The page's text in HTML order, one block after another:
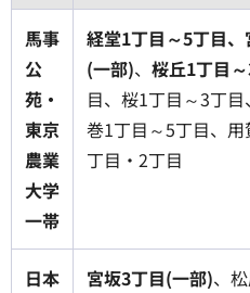
馬事
公
苑・
東京
農業
大学
一帯
経堂1丁目～5丁目
(一部)、 桜丘1丁目
目、桜1丁目～3丁
巻1丁目～5丁目、
丁目・2丁目
日本
宮坂3丁目(一部)、